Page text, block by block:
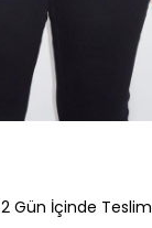
2 Gün İçinde Teslim